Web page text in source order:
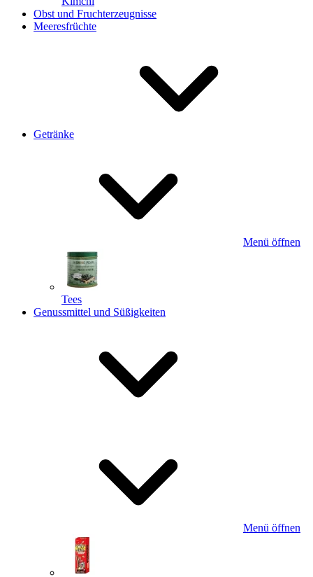
Obst und Fruchterzeugnisse
Meeresfrüchte
Getränke
Menü öffnen
Tees
Genussmittel und Süßigkeiten
Menü öffnen